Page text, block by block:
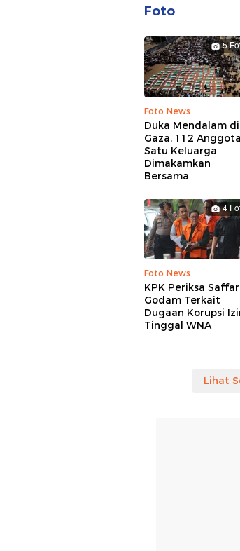
Foto
5
Foto News
Duka Mendalam di
Gaza, 112 Anggota
Satu Keluarga
Dimakamkan
Bersama
4
Foto News
KPK Periksa Saffar
Godam Terkait
Dugaan Korupsi
Tinggal WNA
Lihat